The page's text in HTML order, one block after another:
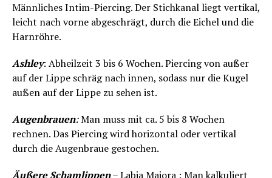
Männliches Intim-Piercing. Der Stichkanal liegt vertikal,
leicht nach vorne abgeschrägt, durch die Eichel und die
Harnröhre.
Ashley: Abheilzeit 3 bis 6 Wochen. Piercing von außer
auf der Lippe schräg nach innen, sodass nur die Kugel
außen auf der Lippe zu sehen ist.
Augenbrauen:Man muss mit ca. 5 bis 8 Wochen
rechnen. Das Piercing wird horizontal oder vertikal
durch die Augenbraue gestochen.
Äußere Schamlippen– Labia Majora : Man kalkuliert